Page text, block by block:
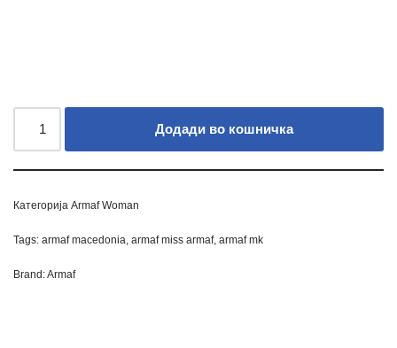
Додади во кошничка
Категорија Armaf Woman
Tags: armaf macedonia, armaf miss armaf, armaf mk
Brand:Armaf